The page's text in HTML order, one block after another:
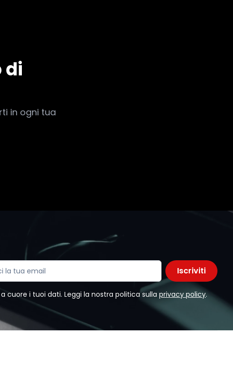
di
in ogni tua
Iscriviti
cuore i tuoi dati. Leggi la nostra politica sulla privacy policy.